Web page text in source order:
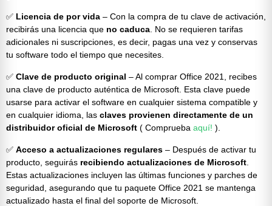
✅ Licencia de por vida – Con la compra de tu clave de activación,
recibirás una licencia que no caduca . No se requieren tarifas
adicionales ni suscripciones, es decir, pagas una vez y conservas
tu software todo el tiempo que necesites.
✅ Clave de producto original – Al comprar Office 2021, recibes
una clave de producto auténtica de Microsoft. Esta clave puede
usarse para activar el software en cualquier sistema compatible y
en cualquier idioma, las claves provienen directamente de un
distribuidor oficial de Microsoft ( Comprueba aquí! ).
✅ Acceso a actualizaciones regulares – Después de activar tu
producto, seguirás recibiendo actualizaciones de Microsoft
Estas actualizaciones incluyen las últimas funciones y parches de
seguridad, asegurando que tu paquete Office 2021 se mantenga
actualizado hasta el final del soporte de Microsoft.